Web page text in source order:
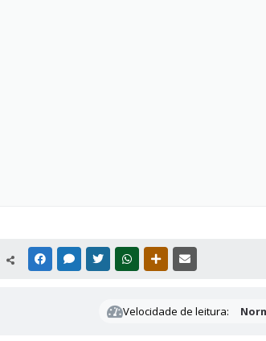
FACEBOOKMESSENGER
TWITTERWHATSAPPOUTRAS MÍDIAS
Velocidade de leitura: